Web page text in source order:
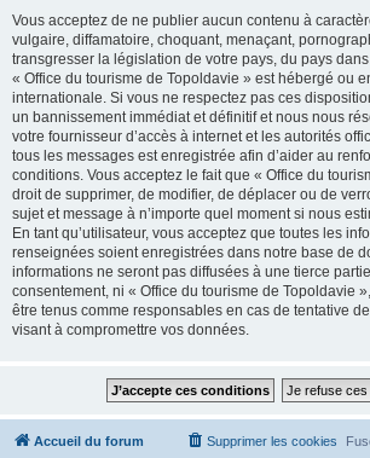
Vous acceptez de ne publier aucun contenu à
vulgaire, diffamatoire, choquant, menaçant,
transgresser la législation de votre pays, du pays
« Office du tourisme de Topoldavie » est hébergé ou
internationale. Si vous ne respectez pas ces
un bannissement immédiat et définitif et nous nous
votre fournisseur d’accès à internet et les autorités
tous les messages est enregistrée afin d’aider au
conditions. Vous acceptez le fait que « Office du
droit de supprimer, de modifier, de déplacer ou de
sujet et message à n’importe quel moment si nous
En tant qu’utilisateur, vous acceptez que toutes les
renseignées soient enregistrées dans notre base de
informations ne seront pas diffusées à une tierce
consentement, ni « Office du tourisme de Topoldavie
être tenus comme responsables en cas de tentative
visant à compromettre vos données.
Accueil du forum Supprimer les cookies